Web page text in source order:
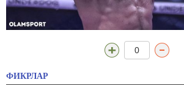
0
ФИКРЛАР